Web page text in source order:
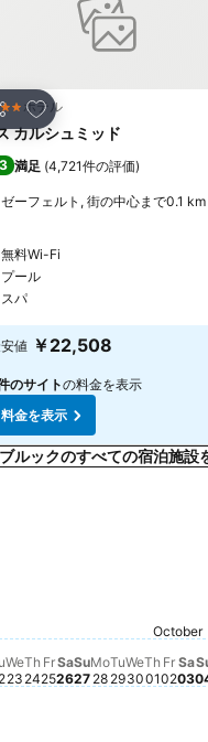
ェア
お気に入りに追加
ルのランク
ホテル
カルシュミッド
満足 (4,721件の評価)
ゼーフェルト, 街の中心まで0.1 km
無料Wi-Fi
プール
スパ
値 ￥22,508
のサイトの料金を表示
料金を表示
ルックのすべての宿泊施設
ません
12
1314
16
動向はありません
17
格動向はありません
18
価格動向はありません
September 20
September 21
Tuesday, September 22
￥26,182
Wednesday,
￥26,291
We
23
Thursday,
￥32,094
Th
24
Friday, September
この日付の価格動
Fr
25
Saturday,
Sa
26
Sunday,
￥21,487
Su
27
Monday,
￥30,127
Mo
28
Tuesday,
￥32,412
Tu
29
￥26,651
We
30
￥
October
Th
01
￥
Fr
02
￥
Sa
03